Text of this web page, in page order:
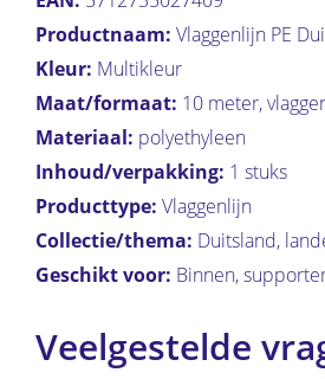
Productnaam: Vlaggenlijn PE
Kleur: Multikleur
Maat/formaat: 10 meter,
Materiaal: polyethyleen
Inhoud/verpakking: 1 stuks
Producttype: Vlaggenlijn
Collectie/thema: Duitsland,
Geschikt voor: Binnen,
Veelgestelde